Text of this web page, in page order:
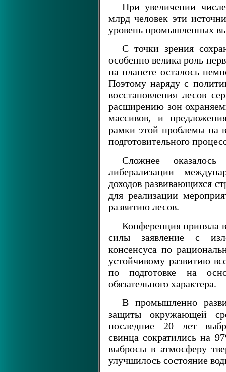
При увеличении
млрд человек эти
уровень промышленных
С точки зрения
особенно велика роль
на планете осталось
Поэтому наряду с
восстановления лесов
расширению зон
массивов, и
рамки этой проблемы на
подготовительного
Сложнее
либерализации
доходов развивающихся
для реализации
развитию лесов.
Конференция приняла
силы заявление с
консенсуса по
устойчивому развитию
по подготовке на
обязательного характера.
В промышленно
защиты окружающей
последние 20 лет
свинца сократились на
выбросы в атмосферу
улучшилось состояние